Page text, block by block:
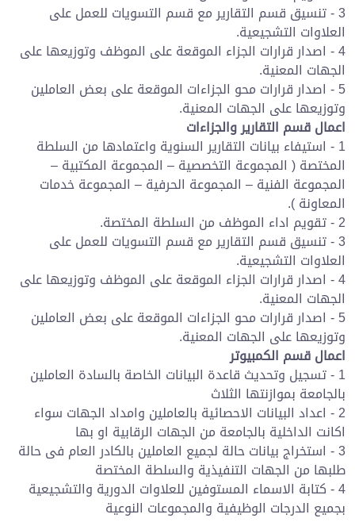
3 - تنسيق قسم التقارير مع قسم التسويات للعمل على
العلاوات التشجيعية.
4 - اصدار قرارات الجزاء الموقعة على الموظف وتوزيعها على
الجهات المعنية.
5 - اصدار قرارات محو الجزاءات الموقعة على بعض العاملين
وتوزيعها على الجهات المعنية.
اعمال قسم التقارير والجزاءات
1 - استيفاء بيانات التقارير السنوية واعتمادها من السلطة
المختصة ( المجموعة التخصصية – المجموعة المكتبية –
المجموعة الفنية – المجموعة الحرفية – المجموعة خدمات
المعاونة ).
3 - تنسيق قسم التقارير مع قسم التسويات للعمل على
العلاوات التشجيعية.
4 - اصدار قرارات الجزاء الموقعة على الموظف وتوزيعها على
الجهات المعنية.
5 - اصدار قرارات محو الجزاءات الموقعة على بعض العاملين
وتوزيعها على الجهات المعنية.
اعمال قسم الكمبيوتر
1 - تسجيل وتحديث قاعدة البيانات الخاصة بالسادة العاملين
بالجامعة بموازنتها الثلاث
2 - اعداد البيانات الاحصائية بالعاملين وامداد الجهات سواء
اكانت الداخلية بالجامعة من الجهات الرقابية او بها
3 - استخراج بيانات حالة لجميع العاملين بالكادر العام فى حالة
طلبها من الجهات التنفيذية والسلطة المختصة
4 - كتابة الاسماء المستوفين للعلاوات الدورية والتشجيعية
بجميع الدرجات الوظيفية والمجموعات النوعية